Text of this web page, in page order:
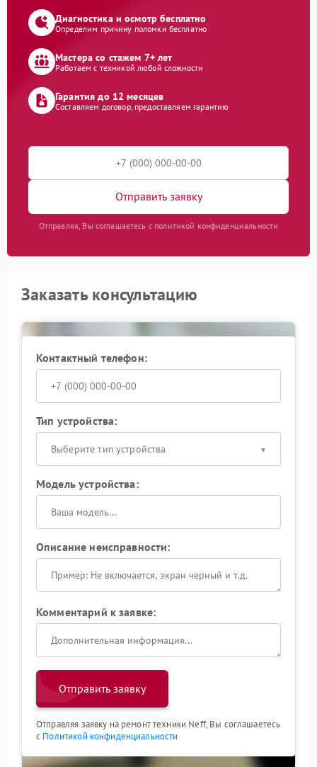
Диагностика и осмотр бесплатно
Определим причину поломки бесплатно
Мастера со стажем 7+ лет
Работаем с техникой любой сложности
Гарантия до 12 месяцев
Составляем договор, предоставляем гарантию
Отправить заявку
Отправляя, Вы соглашаетесь с политикой конфиденциальности
Заказать консультацию
Контактный телефон:
Тип устройства:
Выберите тип устройства
Модель устройства:
Описание неисправности:
Комментарий к заявке:
Отправить заявку
Отправляя заявку на ремонт техники Neff, Вы соглашаетесь
с Политикой конфиденциальности